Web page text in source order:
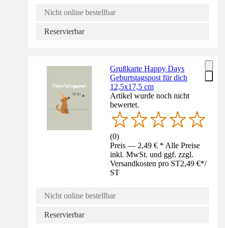
Nicht online bestellbar
Reservierbar
Grußkarte Happy Days
Geburtstagspost für dich
12,5x17,5 cm
Artikel wurde noch nicht
bewertet.
(0)
Preis — 2,49 € * Alle Preise
inkl. MwSt. und ggf. zzgl.
Versandkosten pro ST2,49 €*/
ST
Nicht online bestellbar
Reservierbar